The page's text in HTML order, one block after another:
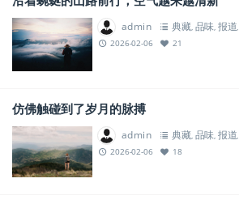
admin 典藏, 品味, 报道,
2026-02-06 21
仿佛触碰到了岁月的脉搏
admin 典藏, 品味, 报道,
2026-02-06 18